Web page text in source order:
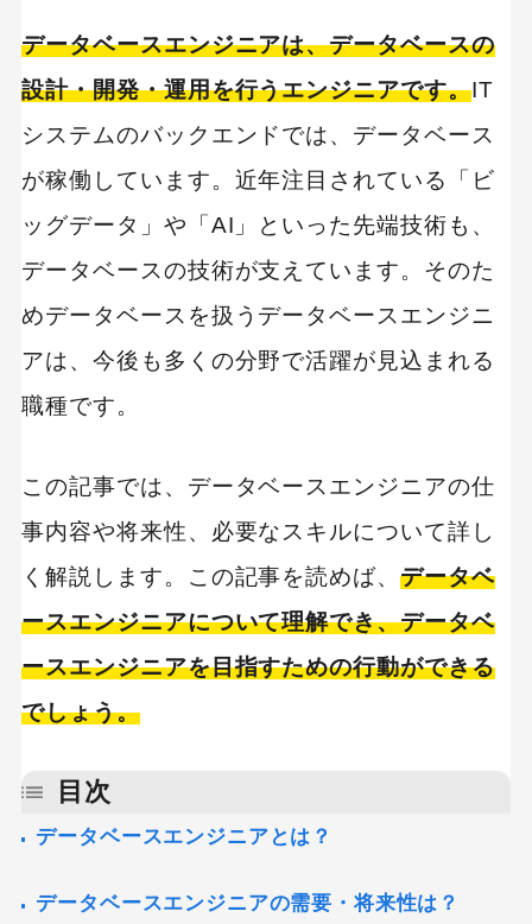
データベースエンジニアは、データベースの
設計・開発・運用を行うエンジニアです。IT
システムのバックエンドでは、データベース
が稼働しています。近年注目されている「ビ
ッグデータ」や「AI」といった先端技術も、
データベースの技術が支えています。そのた
めデータベースを扱うデータベースエンジニ
アは、今後も多くの分野で活躍が見込まれる
職種です。
この記事では、データベースエンジニアの仕
事内容や将来性、必要なスキルについて詳し
く解説します。この記事を読めば、データベ
ースエンジニアについて理解でき、データベ
ースエンジニアを目指すための行動ができる
でしょう。
目次
データベースエンジニアとは？
データベースエンジニアの需要・将来性は？